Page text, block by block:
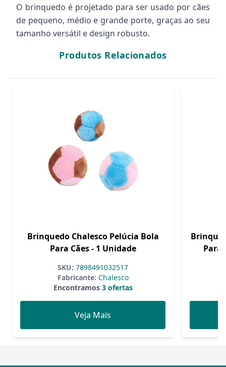
O brinquedo é projetado para ser usado por cães
de pequeno, médio e grande porte, graças ao seu
tamanho versátil e design robusto.
Produtos Relacionados
Brinquedo Chalesco Pelúcia Bola
Para Cães - 1 Unidade
SKU: 7898491032517
Fabricante: Chalesco
Encontramos3 ofertas
Veja Mais
Para